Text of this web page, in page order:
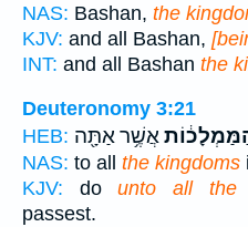
NAS: Bashan, the
KJV: and all Bashan,
INT: and all Bashan the
Deuteronomy 3:21
HEB: אֲשֶׁ֥ר אַתָּ֖ה
NAS: to all the kingdoms
KJV: dounto all the
passest.